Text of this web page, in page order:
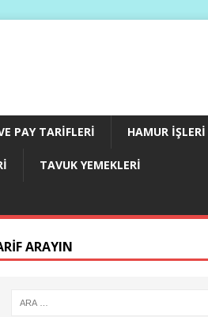
PAY TARIFLERI HAMUR İŞLERI
TAVUK YEMEKLERI
ARAYIN